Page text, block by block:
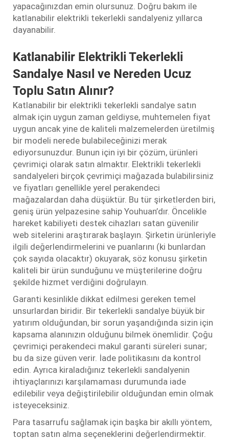
yapacağınızdan emin olursunuz. Doğru bakım ile
katlanabilir elektrikli tekerlekli sandalyeniz yıllarca
dayanabilir.
Katlanabilir Elektrikli Tekerlekli
Sandalye Nasıl ve Nereden Ucuz
Toplu Satın Alınır?
Katlanabilir bir elektrikli tekerlekli sandalye satın
almak için uygun zaman geldiyse, muhtemelen fiyat
uygun ancak yine de kaliteli malzemelerden üretilmiş
bir modeli nerede bulabileceğinizi merak
ediyorsunuzdur. Bunun için iyi bir çözüm, ürünleri
çevrimiçi olarak satın almaktır. Elektrikli tekerlekli
sandalyeleri birçok çevrimiçi mağazada bulabilirsiniz
ve fiyatları genellikle yerel perakendeci
mağazalardan daha düşüktür. Bu tür şirketlerden biri,
geniş ürün yelpazesine sahip Youhuan’dır. Öncelikle
hareket kabiliyeti destek cihazları satan güvenilir
web sitelerini araştırarak başlayın. Şirketin ürünleriyle
ilgili değerlendirmelerini ve puanlarını (ki bunlardan
çok sayıda olacaktır) okuyarak, söz konusu şirketin
kaliteli bir ürün sunduğunu ve müşterilerine doğru
şekilde hizmet verdiğini doğrulayın.
Garanti kesinlikle dikkat edilmesi gereken temel
unsurlardan biridir. Bir tekerlekli sandalye büyük bir
yatırım olduğundan, bir sorun yaşandığında sizin için
kapsama alanınızın olduğunu bilmek önemlidir. Çoğu
çevrimiçi perakendeci makul garanti süreleri sunar;
bu da size güven verir. İade politikasını da kontrol
edin. Ayrıca kiraladığınız tekerlekli sandalyenin
ihtiyaçlarınızı karşılamaması durumunda iade
edilebilir veya değiştirilebilir olduğundan emin olmak
isteyeceksiniz.
Para tasarrufu sağlamak için başka bir akıllı yöntem,
toptan satın alma seçeneklerini değerlendirmektir.